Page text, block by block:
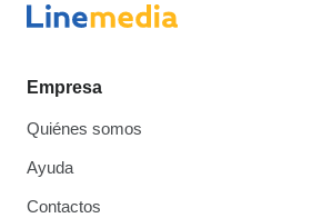
Empresa
Quiénes somos
Ayuda
Contactos